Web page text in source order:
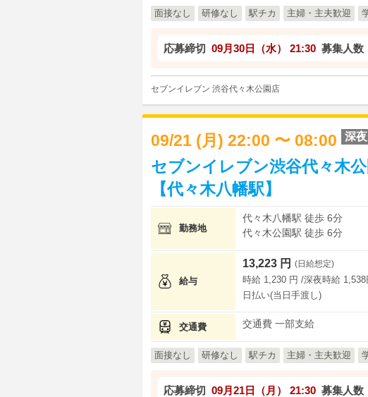
面接なし 研修なし 駅チカ 主婦・主夫歓迎
応募締切 09月30日（水） 21:30 募集人数
セブンイレブン 渋谷代々木公園店
09/21 (月) 22:00 〜 08:00 深夜
セブンイレブン渋谷代々木
【代々木八幡駅】
勤務地
代々木八幡駅 徒歩 6分
代々木公園駅 徒歩 6分
給与
13,223 円 (日給想定)
時給 1,230 円 /深夜時給 1,538
日払い(当日手渡し)
交通費 交通費 一部支給
面接なし 研修なし 駅チカ 主婦・主夫歓迎
応募締切 09月21日（月） 21:30 募集人数